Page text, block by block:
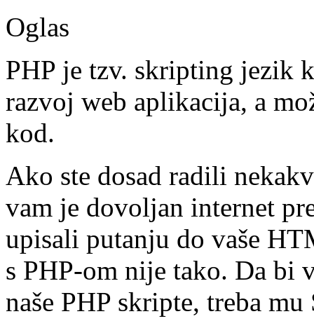
Oglas
PHP je tzv. skripting jezik
razvoj web aplikacija, a
kod.
Ako ste dosad radili
vam je dovoljan internet
upisali putanju do vaše
s PHP-om nije tako. Da bi
naše PHP skripte, treba